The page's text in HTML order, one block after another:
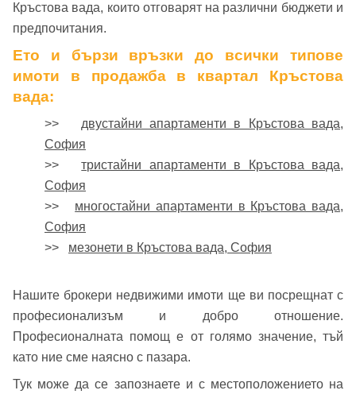
Кръстова вада, които отговарят на различни бюджети и
предпочитания.
Ето и бързи връзки до всички типове
имоти в продажба в квартал Кръстова
вада:
>> двустайни апартаменти в Кръстова вада,
София
>>тристайни апартаменти в Кръстова вада,
София
>> многостайни апартаменти в Кръстова вада,
София
>> мезонети в Кръстова вада, София
Нашите брокери недвижими имоти ще ви посрещнат с
професионализъм и добро отношение.
Професионалната помощ е от голямо значение, тъй
като ние сме наясно с пазара.
Тук може да се запознаете и с местоположението на